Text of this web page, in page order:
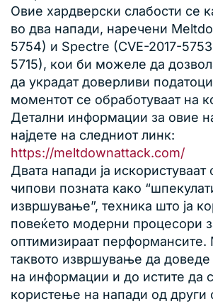
Овие хардверски слабости се
во два напади, наречени
5754) и Spectre (CVE-2017-
5715), кои би можеле да
да украдат доверливи
моментот се обработуваат на
Детални информации за овие
најдете на следниот линк:
https://meltdownattack.com/
Двата напади ја искористуваат
чипови позната како
извршување”, техника што ја
повеќето модерни процесори
оптимизираат
таквото извршување да
на информации и до истите да
користење на напади од други